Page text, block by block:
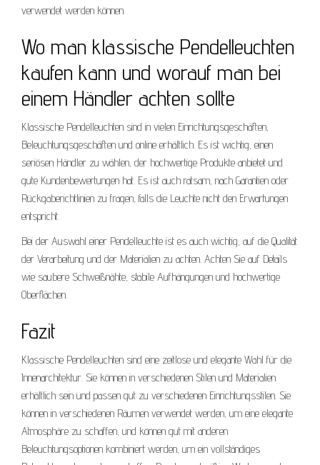
verwendet werden können.
Wo man klassische Pendelleuchten
kaufen kann und worauf man bei
einem Händler achten sollte
Klassische Pendelleuchten sind in vielen Einrichtungsgeschäften,
Beleuchtungsgeschäften und online erhältlich. Es ist wichtig, einen
seriösen Händler zu wählen, der hochwertige Produkte anbietet und
gute Kundenbewertungen hat. Es ist auch ratsam, nach Garantien oder
Rückgaberichtlinien zu fragen, falls die Leuchte nicht den Erwartungen
entspricht.
Bei der Auswahl einer Pendelleuchte ist es auch wichtig, auf die Qualität
der Verarbeitung und der Materialien zu achten. Achten Sie auf Details
wie saubere Schweißnähte, stabile Aufhängungen und hochwertige
Oberflächen.
Fazit
Klassische Pendelleuchten sind eine zeitlose und elegante Wahl für die
Innenarchitektur. Sie können in verschiedenen Stilen und Materialien
erhältlich sein und passen gut zu verschiedenen Einrichtungsstilen. Sie
können in verschiedenen Räumen verwendet werden, um eine elegante
Atmosphäre zu schaffen, und können gut mit anderen
Beleuchtungsoptionen kombiniert werden, um ein vollständiges